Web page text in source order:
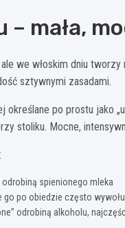
– mała,
we włoskim dniu
sztywnymi zasadami.
określane po prostu jako
stoliku. Mocne,
spienionego mleka
go po obiedzie często
odrobiną alkoholu,